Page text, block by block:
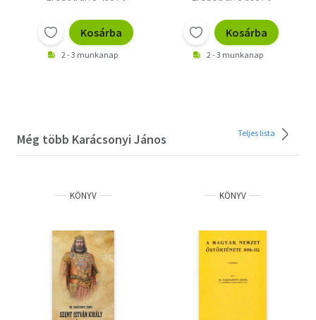
Kosárba
2 - 3 munkanap
Kosárba
2 - 3 munkanap
Még több Karácsonyi János Teljes lista
KÖNYV KÖNYV